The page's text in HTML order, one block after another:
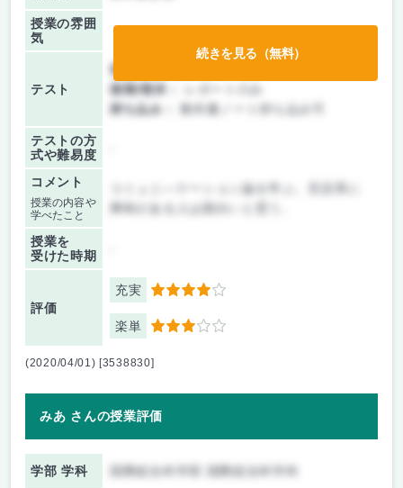
授業の雰囲
気
テスト
前期/中間：
後期/期末：
持ち込み：
教科書ノート持ち込み可
テストの方
式や難易度
コメント
授業の内容や
学べたこと
コミュニ―ケーション論を学ぶ。言語系に
興味がある人は面白いと思う。
授業を
受けた時期
評価
充実 4
楽単 3
続きを見る（無料）
(2020/04/01) [3538830]
みあ さんの授業評価
学部 学科 国際総合科学部 国際総合科学科